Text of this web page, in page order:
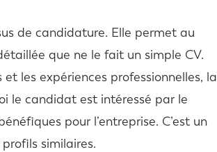
de candidature. Elle permet au
que ne le fait un simple CV.
les expériences professionnelles, la
le candidat est intéressé par le
pour l’entreprise. C’est un
similaires.